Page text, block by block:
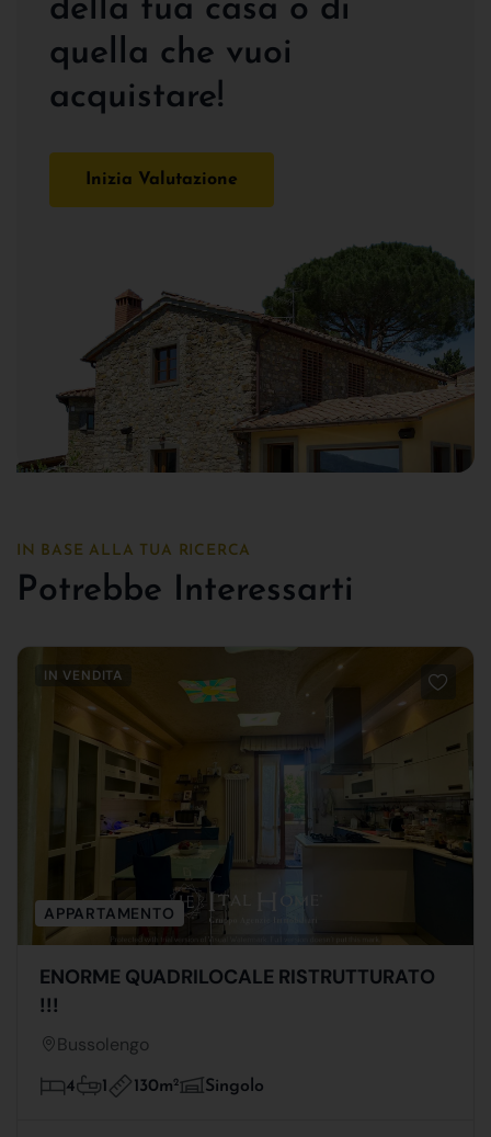
della tua casa o di
quella che vuoi
acquistare!
Inizia Valutazione
IN BASE ALLA TUA RICERCA
Potrebbe Interessarti
IN VENDITA
APPARTAMENTO
ENORME QUADRILOCALE RISTRUTTURATO
!!!
Bussolengo
4 1 130m2 Singolo